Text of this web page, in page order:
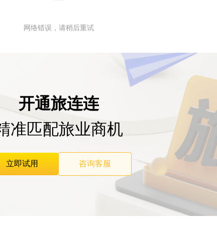
网络错误，请稍后重试
开通旅连连
准匹配旅业商机
立即试用 咨询客服